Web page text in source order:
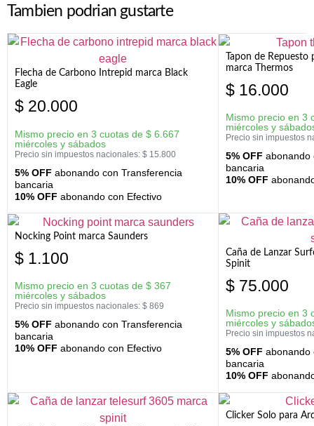
Tambien podrian gustarte
Flecha de Carbono Intrepid marca Black
Eagle
$ 20.000
Mismo precio en 3 cuotas de $ 6.667
miércoles y sábados
Precio sin impuestos nacionales: $ 15.800
5% OFF abonando con Transferencia
bancaria
10% OFF abonando con Efectivo
Tapon de Repuesto
marca Thermos
$ 16.000
Mismo precio en 3
miércoles y
Precio sin impuestos
5% OFF abonando
bancaria
10% OFF
Nocking Point marca Saunders
$ 1.100
Mismo precio en 3 cuotas de $ 367
miércoles y sábados
Precio sin impuestos nacionales: $ 869
5% OFF abonando con Transferencia
bancaria
10% OFF abonando con Efectivo
Caña de Lanzar
Spinit
$ 75.000
Mismo precio en 3
miércoles y
Precio sin impuestos
5% OFF abonando
bancaria
10% OFF
Clicker Solo para